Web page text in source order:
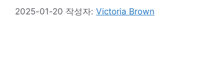
2025-01-20 작성자: Victoria Brown